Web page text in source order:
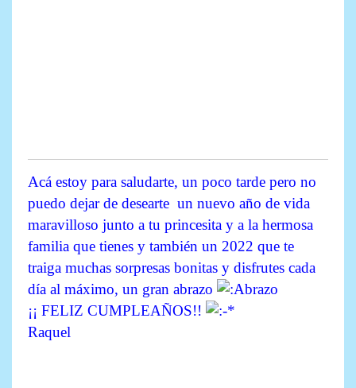
Acá estoy para saludarte, un poco tarde pero no
puedo dejar de desearte un nuevo año de vida
maravilloso junto a tu princesita y a la hermosa
familia que tienes y también un 2022 que te
traiga muchas sorpresas bonitas y disfrutes cada
día al máximo, un gran abrazo
¡¡ FELIZ CUMPLEAÑOS!!
Raquel